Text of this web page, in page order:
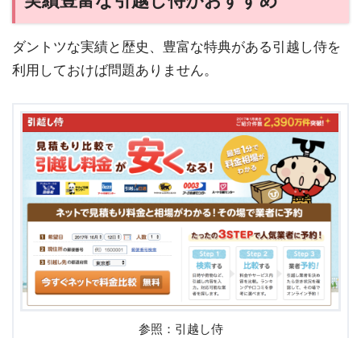
ダントツな実績と歴史、豊富な特典がある引越し侍を
利用しておけば問題ありません。
参照：引越し侍